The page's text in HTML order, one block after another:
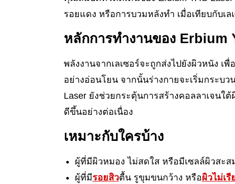
รอยแดง หรือการบวมหลังทำ เมื่อเทียบกับเ
หลักการทำงานของ Erbium
พลังงานจากเลเซอร์จะถูกส่งไปยังผิวหนัง เ
อย่างอ่อนโยน จากนั้นร่างกายจะเริ่มกระบ
Laser ยังช่วยกระตุ้นการสร้างคอลลาเจนใ
ดีขึ้นอย่างต่อเนื่อง
เหมาะกับใครบ้าง
ผู้ที่มีผิวหมอง ไม่สดใส หรือมีเซลล์ผิวสะส
ผู้ที่มีรอยสิวตื้น รูขุมขนกว้าง หรือผิวไม่เรี